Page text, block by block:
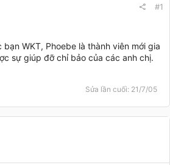
#1
WKT, Phoebe là thành viên mới gia
sự giúp đỡ chỉ bảo của các anh chị.
Sửa lần cuối: 21/7/05